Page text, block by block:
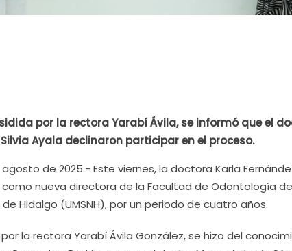
por la rectora Yarabí Ávila, se informó que el
Ayala declinaron participar en el proceso.
de 2025.- Este viernes, la doctora Karla
nueva directora de la Facultad de Odontología
Hidalgo (UMSNH), por un periodo de cuatro años.
la rectora Yarabí Ávila González, se hizo del